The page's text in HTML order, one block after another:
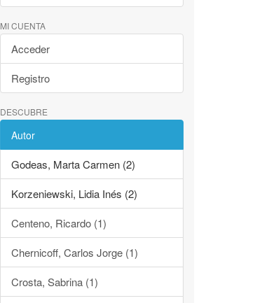
MI CUENTA
Acceder
Registro
DESCUBRE
Autor
Godeas, Marta Carmen (2)
Korzeniewski, Lidia Inés (2)
Centeno, Ricardo (1)
Chernicoff, Carlos Jorge (1)
Crosta, Sabrina (1)